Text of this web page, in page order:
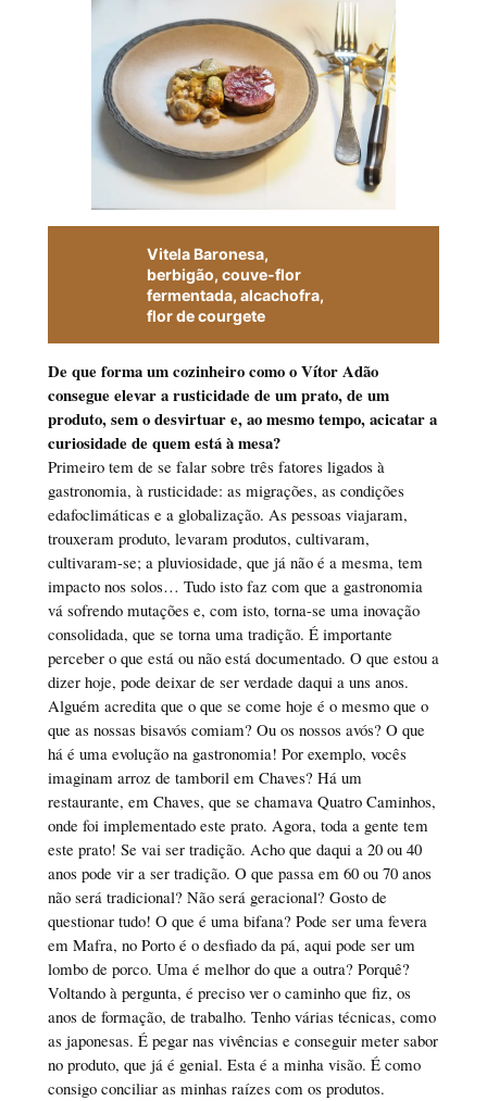
Vitela Baronesa,
berbigão, couve-flor
fermentada, alcachofra,
flor de courgete
De que forma um cozinheiro como o Vítor Adão
consegue elevar a rusticidade de um prato, de um
produto, sem o desvirtuar e, ao mesmo tempo, acicatar a
curiosidade de quem está à mesa?
Primeiro tem de se falar sobre três fatores ligados à
gastronomia, à rusticidade: as migrações, as condições
edafoclimáticas e a globalização. As pessoas viajaram,
trouxeram produto, levaram produtos, cultivaram,
cultivaram-se; a pluviosidade, que já não é a mesma, tem
impacto nos solos… Tudo isto faz com que a gastronomia
vá sofrendo mutações e, com isto, torna-se uma inovação
consolidada, que se torna uma tradição. É importante
perceber o que está ou não está documentado. O que estou a
dizer hoje, pode deixar de ser verdade daqui a uns anos.
Alguém acredita que o que se come hoje é o mesmo que o
que as nossas bisavós comiam? Ou os nossos avós? O que
há é uma evolução na gastronomia! Por exemplo, vocês
imaginam arroz de tamboril em Chaves? Há um
restaurante, em Chaves, que se chamava Quatro Caminhos,
onde foi implementado este prato. Agora, toda a gente tem
este prato! Se vai ser tradição. Acho que daqui a 20 ou 40
anos pode vir a ser tradição. O que passa em 60 ou 70 anos
não será tradicional? Não será geracional? Gosto de
questionar tudo! O que é uma bifana? Pode ser uma fevera
em Mafra, no Porto é o desfiado da pá, aqui pode ser um
lombo de porco. Uma é melhor do que a outra? Porquê?
Voltando à pergunta, é preciso ver o caminho que fiz, os
anos de formação, de trabalho. Tenho várias técnicas, como
as japonesas. É pegar nas vivências e conseguir meter sabor
no produto, que já é genial. Esta é a minha visão. É como
consigo conciliar as minhas raízes com os produtos.